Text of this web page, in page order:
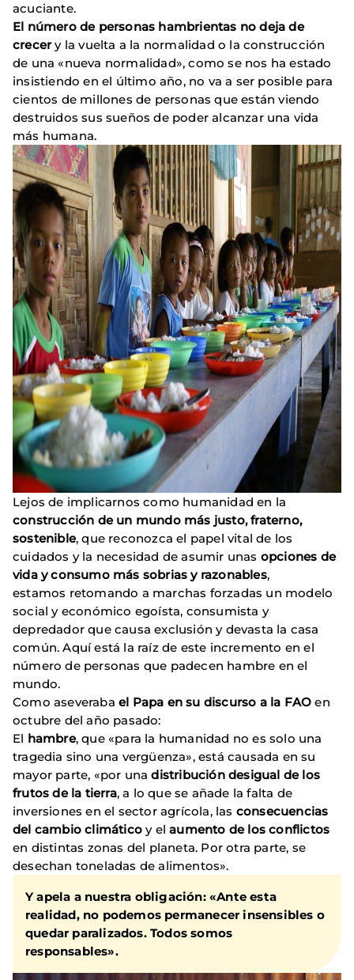
acuciante.
El número de personas hambrientas no deja de
crecery la vuelta a la normalidad o la construcción
de una «nueva normalidad», como se nos ha estado
insistiendo en el último año, no va a ser posible para
cientos de millones de personas que están viendo
destruidos sus sueños de poder alcanzar una vida
más humana.
Lejos de implicarnos como humanidad en la
construcción de un mundo más justo, fraterno,
sostenible, que reconozca el papel vital de los
cuidados y la necesidad de asumir unas opciones de
vida y consumo más sobrias y razonables,
estamos retomando a marchas forzadas un modelo
social y económico egoísta, consumista y
depredador que causa exclusión y devasta la casa
común. Aquí está la raíz de este incremento en el
número de personas que padecen hambre en el
mundo.
Como aseveraba el Papa en su discurso a la FAO en
octubre del año pasado:
El hambre, que «para la humanidad no es solo una
tragedia sino una vergüenza», está causada en su
mayor parte, «por unadistribución desigual de los
frutos de la tierra, a lo que se añade la falta de
inversiones en el sector agrícola, las consecuencias
del cambio climático y elaumento de los conflictos
en distintas zonas del planeta. Por otra parte, se
desechan toneladas de alimentos».
Y apela a nuestra obligación: «Ante esta
realidad, no podemos permanecer insensibles o
quedar paralizados. Todos somos
responsables».